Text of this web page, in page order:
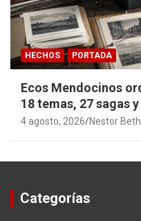
HECHOS PORTADA
Ecos Mendocinos
18 temas, 27 sagas
años de
4 agosto, 2026 Nestor
Categorías